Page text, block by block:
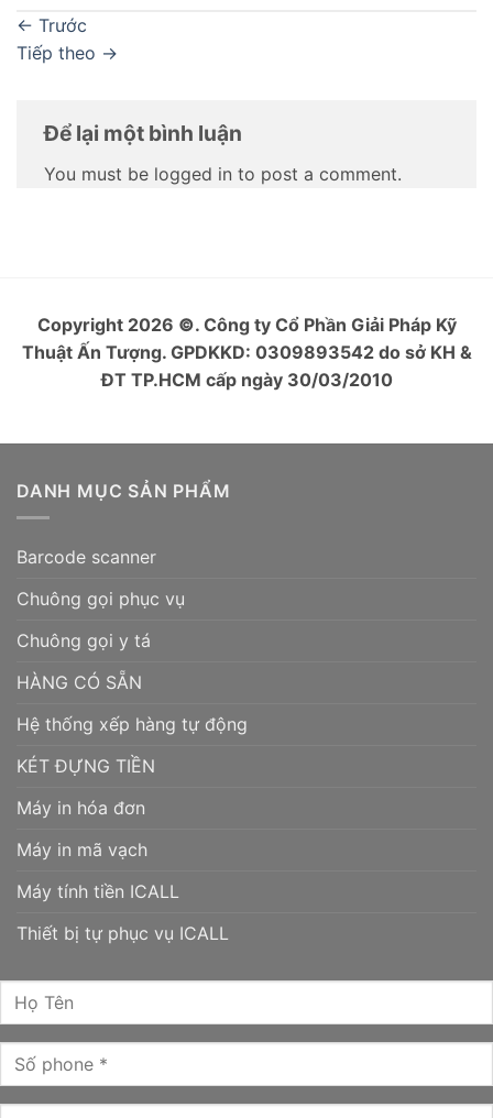
← Trước
Tiếp theo →
Để lại một bình luận
You must be logged in to post a comment.
Copyright 2026 ©. Công ty Cổ Phần Giải Pháp Kỹ
Thuật Ấn Tượng. GPDKKD: 0309893542 do sở KH &
ĐT TP.HCM cấp ngày 30/03/2010
DANH MỤC SẢN PHẨM
Barcode scanner
Chuông gọi phục vụ
Chuông gọi y tá
HÀNG CÓ SẴN
Hệ thống xếp hàng tự động
KÉT ĐỰNG TIỀN
Máy in hóa đơn
Máy in mã vạch
Máy tính tiền ICALL
Thiết bị tự phục vụ ICALL